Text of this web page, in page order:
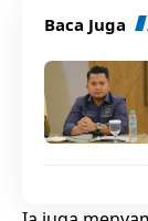
Baca Juga